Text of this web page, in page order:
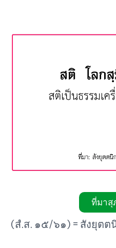
ที่มาสุ
(สํ.ส. ๑๕/๖๑) = สังยุตต